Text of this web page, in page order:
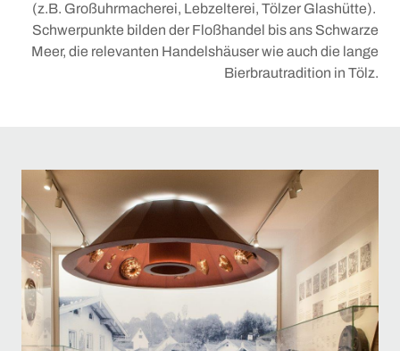
(z.B. Großuhrmacherei, Lebzelterei, Tölzer Glashütte).
Schwerpunkte bilden der Floßhandel bis ans Schwarze
Meer, die relevanten Handelshäuser wie auch die lange
Bierbrautradition in Tölz.